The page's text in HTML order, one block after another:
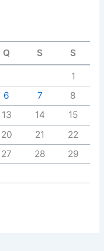
Q S S
1
6 7
8
13 14
15
20 21
22
27 28
29